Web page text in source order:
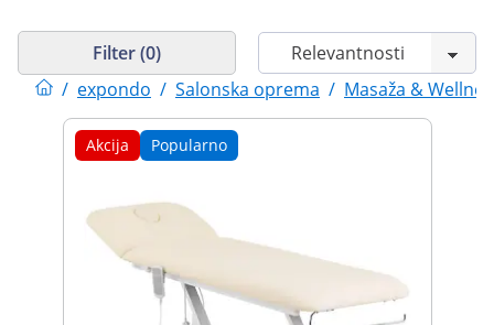
/ expondo / Salonska oprema / Masaža &
Filter (0)
Akcija Popularno